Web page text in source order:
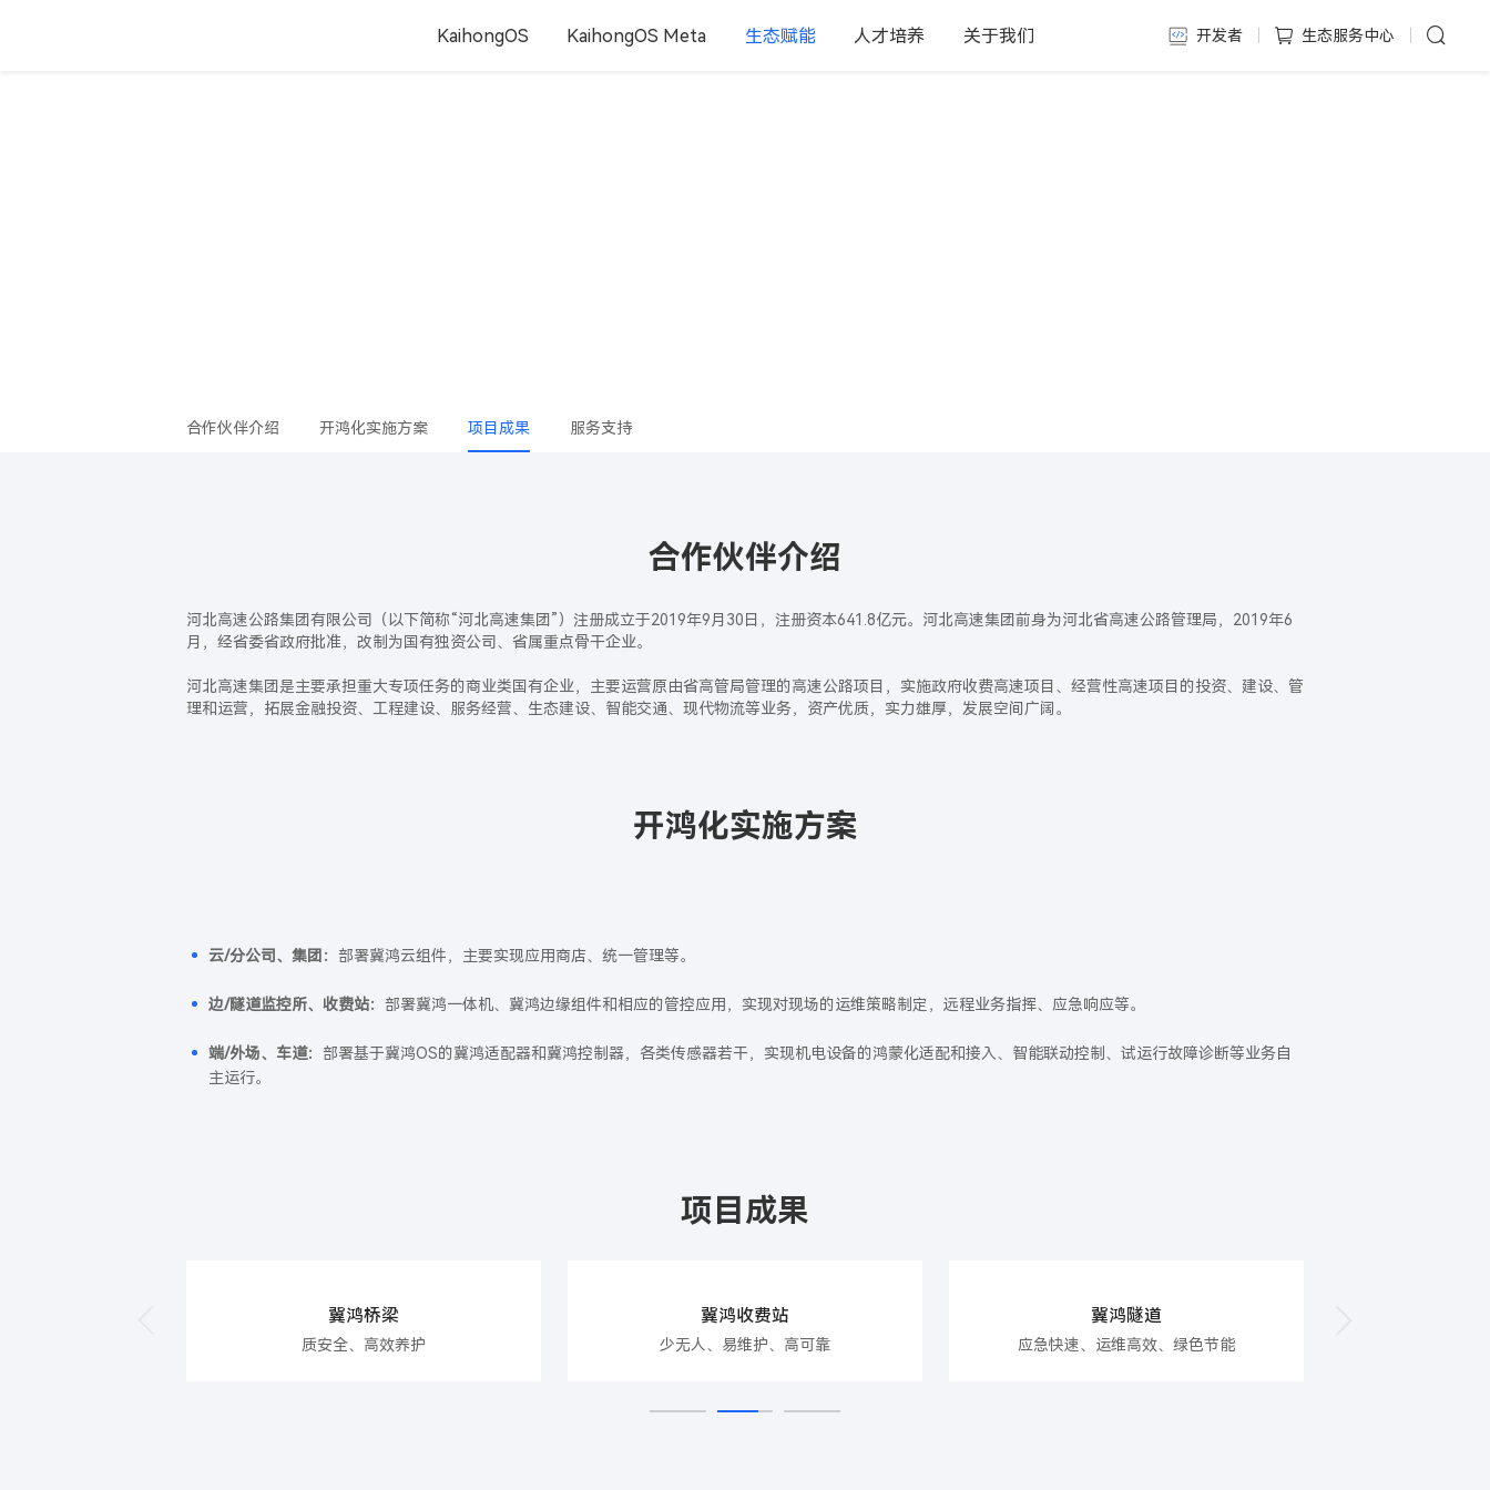
生态服务中心
开发者
KaihongOS KaihongOS Meta 生态赋能 人才培养 关于我们
合作伙伴介绍 开鸿化实施方案 项目成果 服务支持
合作伙伴介绍
河北高速公路集团有限公司（以下简称“河北高速集团”）注册成立于2019年9月30日，注册资本641.8亿元。河北高速集团前身为河北省高速公路管理局，2019年6
月，经省委省政府批准，改制为国有独资公司、省属重点骨干企业。
河北高速集团是主要承担重大专项任务的商业类国有企业，主要运营原由省高管局管理的高速公路项目，实施政府收费高速项目、经营性高速项目的投资、建设、管
理和运营，拓展金融投资、工程建设、服务经营、生态建设、智能交通、现代物流等业务，资产优质，实力雄厚，发展空间广阔。
开鸿化实施方案
云/分公司、集团：部署冀鸿云组件，主要实现应用商店、统一管理等。
边/隧道监控所、收费站：部署冀鸿一体机、冀鸿边缘组件和相应的管控应用，实现对现场的运维策略制定，远程业务指挥、应急响应等。
端/外场、车道：部署基于冀鸿OS的冀鸿适配器和冀鸿控制器，各类传感器若干，实现机电设备的鸿蒙化适配和接入、智能联动控制、试运行故障诊断等业务自
主运行。
项目成果
冀鸿桥梁
质安全、高效养护
冀鸿收费站
少无人、易维护、高可靠
冀鸿隧道
应急快速、运维高效、绿色节能